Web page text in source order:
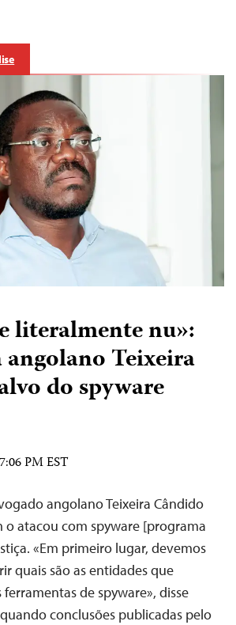
literalmente nu»:
Teixeira
do spyware
PM EST
angolano Teixeira Cândido
o atacou com spyware [programa
«Em primeiro lugar, devemos
quais são as entidades que
de spyware», disse
conclusões publicadas pelo